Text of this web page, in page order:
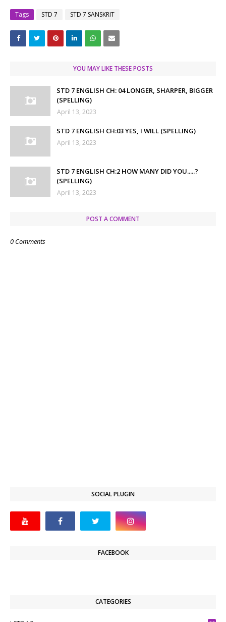
Tags STD 7 STD 7 SANSKRIT
YOU MAY LIKE THESE POSTS
STD 7 ENGLISH CH: 04 LONGER, SHARPER, BIGGER
(SPELLING)
April 13, 2023
STD 7 ENGLISH CH:03 YES, I WILL (SPELLING)
April 13, 2023
STD 7 ENGLISH CH:2 HOW MANY DID YOU.....?
(SPELLING)
April 13, 2023
POST A COMMENT
0 Comments
SOCIAL PLUGIN
FACEBOOK
CATEGORIES